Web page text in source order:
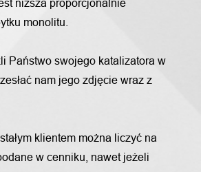
niższa proporcjonalnie
monolitu.
Państwo swojego katalizatora w
nam jego zdjęcie wraz z
klientem można liczyć na
w cenniku, nawet jeżeli